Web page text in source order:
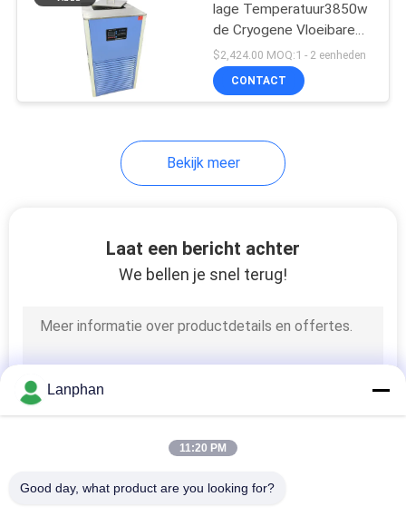
lage Temperatuur3850w
de Cryogene Vloeibare
Laboratorium
$2,424.00 MOQ:1 - 2 eenheden
CONTACT
Bekijk meer
Laat een bericht achter
We bellen je snel terug!
Lanphan
11:20 PM
Good day, what product are you looking for?